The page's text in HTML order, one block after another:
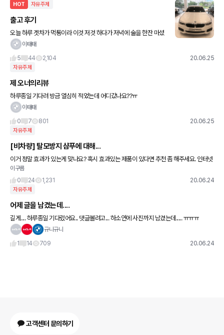
HOT 자유주제
출고 후기
오늘 하루 겟차가 먹통이라 이것 저것 하다가 저녁에 술을 한잔 마셨
네요~^^ 겟차 회원분들 잘 지내셨죠?? 레벨이 다운되고~ 여러가지
이태태
5
44 2,104 20.06.25
자유주제
제 오너의리뷰
하루종일 기다려 방금 열심히 적었는데 어디갔나요??ㅠ
이태태
0
7 801 20.06.25
자유주제
[비차량] 탈모방지 샴푸에 대해...
이거 정말 효과가 있는게 맞나요? 혹시 효과있는 제품이 있다면 추천 좀 해주세요. 인터넷
에 찾아보면 광고 뿐이라서 믿음이 안가네요~.
이구름
0
24 1,231 20.06.24
자유주제
어제 글을 남겼는데....
길게.... 하루종일 기다렸어요.. 댓글볼려고... 하소연에 사진까지 남겼는데..... ㅠㅠㅠ
규니규니
1
14 709 20.06.24
고객센터 문의하기